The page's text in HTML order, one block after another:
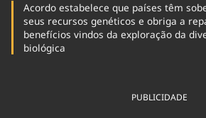
Acordo estabelece que países têm
seus recursos genéticos e obriga a
benefícios vindos da exploração da
biológica
PUBLICIDADE